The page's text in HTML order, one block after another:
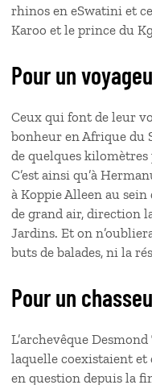
rhinos en eSwatini et
Karoo et le prince du
Pour un
Ceux qui font de leur
bonheur en Afrique du
de quelques kilomètres
C’est ainsi qu’à
à Koppie Alleen au
de grand air, direction
Jardins. Et on
buts de balades, ni la
Pour un
L’archevêque
laquelle coexistaient et
en question depuis la